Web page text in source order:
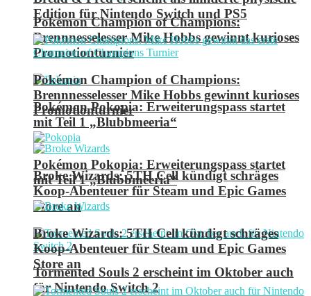
Pokémon Champion of Champions:
Brennnesselesser Mike Hobbs gewinnt kurioses
Promotionturnier
Pokémon Pokopia: Erweiterungspass startet
mit Teil 1 „Blubbmeeria“
Broke Wizards: 5TH Cell kündigt schräges
Koop-Abenteuer für Steam und Epic Games
Store an
Tormented Souls 2 erscheint im Oktober auch
für Nintendo Switch 2
Edition für Nintendo Switch und PS5
Pokémon Champion of Champions:
Brennnesselesser Mike Hobbs gewinnt kurioses
Promotionturnier
Pokémon Pokopia: Erweiterungspass startet
mit Teil 1 „Blubbmeeria“
Broke Wizards: 5TH Cell kündigt schräges
Koop-Abenteuer für Steam und Epic Games
Store an